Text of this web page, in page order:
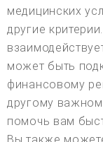
медицинских
другие
может быть
финансовому
другому
помочь вам